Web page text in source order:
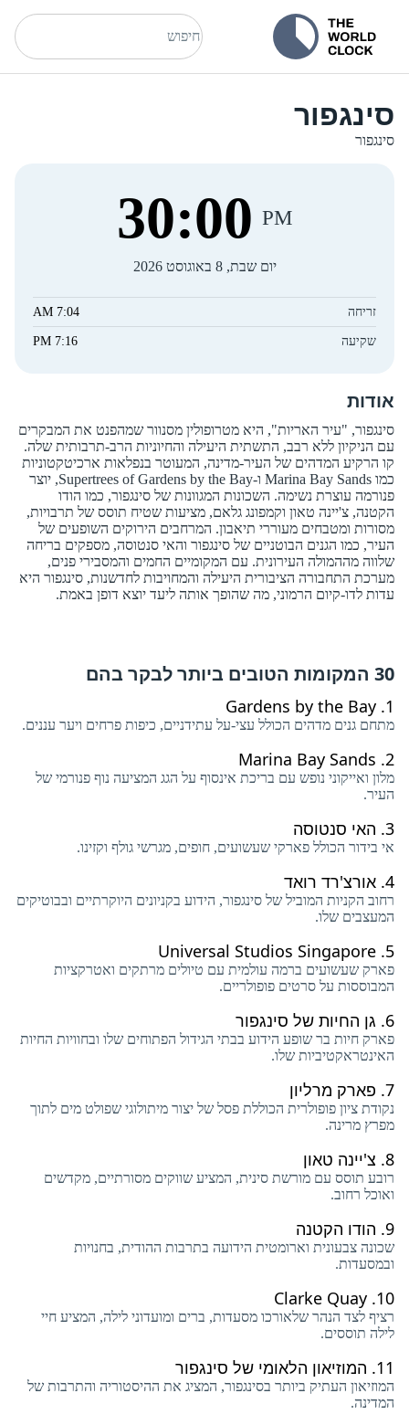
סינגפור
סינגפור
30:01 PM
יום שבת, 8 באוגוסט 2026
זריחה 7:04 AM
שקיעה 7:16 PM
אודות
סינגפור, "עיר האריות", היא מטרופולין מסנוור שמהפנט את המבקרים
עם הניקיון ללא רבב, התשתית היעילה והחיוניות הרב-תרבותית שלה.
קו הרקיע המדהים של העיר-מדינה, המעוטר בנפלאות ארכיטקטוניות
כמו Marina Bay Sands ו-Supertrees of Gardens by the Bay, יוצר
פנורמה עוצרת נשימה. השכונות המגוונות של סינגפור, כמו הודו
הקטנה, צ'יינה טאון וקמפונג גלאם, מציעות שטיח תוסס של תרבויות,
מסורות ומטבחים מעוררי תיאבון. המרחבים הירוקים השופעים של
העיר, כמו הגנים הבוטניים של סינגפור והאי סנטוסה, מספקים בריחה
שלווה מההמולה העירונית. עם המקומיים החמים והמסבירי פנים,
מערכת התחבורה הציבורית היעילה והמחויבות לחדשנות, סינגפור היא
עדות לדו-קיום הרמוני, מה שהופך אותה ליעד יוצא דופן באמת.
30 המקומות הטובים ביותר לבקר בהם
1.
Gardens by the Bay
מתחם גנים מדהים הכולל עצי-על עתידניים, כיפות פרחים ויער עננים.
2.
Marina Bay Sands
מלון ואייקוני נופש עם בריכת אינסוף על הגג המציעה נוף פנורמי של
העיר.
3. האי סנטוסה
אי בידור הכולל פארקי שעשועים, חופים, מגרשי גולף וקזינו.
4. אורצ'רד רואד
רחוב הקניות המוביל של סינגפור, הידוע בקניונים היוקרתיים ובבוטיקים
המעצבים שלו.
5.
Universal Studios Singapore
פארק שעשועים ברמה עולמית עם טיולים מרתקים ואטרקציות
המבוססות על סרטים פופולריים.
6. גן החיות של סינגפור
פארק חיות בר שופע הידוע בבתי הגידול הפתוחים שלו ובחוויות החיות
האינטראקטיביות שלו.
7. פארק מרליון
נקודת ציון פופולרית הכוללת פסל של יצור מיתולוגי שפולט מים לתוך
מפרץ מרינה.
8. צ'יינה טאון
רובע תוסס עם מורשת סינית, המציע שווקים מסורתיים, מקדשים
ואוכל רחוב.
9. הודו הקטנה
שכונה צבעונית וארומטית הידועה בתרבות ההודית, בחנויות
ובמסעדות.
10.
Clarke Quay
רציף לצד הנהר שלאורכו מסעדות, ברים ומועדוני לילה, המציע חיי
לילה תוססים.
11. המוזיאון הלאומי של סינגפור
המוזיאון העתיק ביותר בסינגפור, המציג את ההיסטוריה והתרבות של
המדינה.